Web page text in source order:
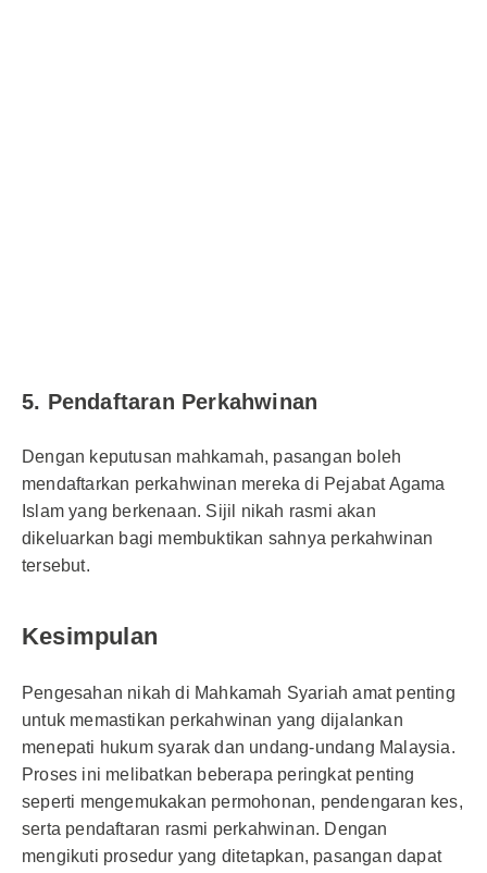
5. Pendaftaran Perkahwinan
Dengan keputusan mahkamah, pasangan boleh
mendaftarkan perkahwinan mereka di Pejabat Agama
Islam yang berkenaan. Sijil nikah rasmi akan
dikeluarkan bagi membuktikan sahnya perkahwinan
tersebut.
Kesimpulan
Pengesahan nikah di Mahkamah Syariah amat penting
untuk memastikan perkahwinan yang dijalankan
menepati hukum syarak dan undang-undang Malaysia.
Proses ini melibatkan beberapa peringkat penting
seperti mengemukakan permohonan, pendengaran kes,
serta pendaftaran rasmi perkahwinan. Dengan
mengikuti prosedur yang ditetapkan, pasangan dapat